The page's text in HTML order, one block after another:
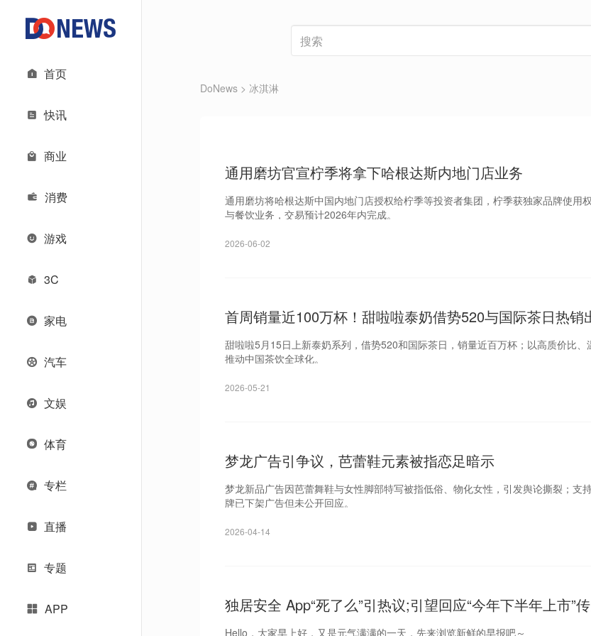
首页
快讯
商业
消费
游戏
3C
家电
汽车
文娱
体育
专栏
直播
专题
APP
DoNews > 冰淇淋
通用磨坊官宣柠季将拿下哈根达斯内地门店业务
通用磨坊将哈根达斯中国内地门店授权给柠季等投资者集团，柠季获独家品牌使用
与餐饮业务，交易预计2026年内完成。
2026-06-02
首周销量近100万杯！甜啦啦泰奶借势520与国际茶日热销
甜啦啦5月15日上新泰奶系列，借势520和国际茶日，销量近百万杯；以高质价比、
推动中国茶饮全球化。
2026-05-21
梦龙广告引争议，芭蕾鞋元素被指恋足暗示
梦龙新品广告因芭蕾舞鞋与女性脚部特写被指低俗、物化女性，引发舆论撕裂；支
牌已下架广告但未公开回应。
2026-04-14
独居安全 App“死了么”引热议;引望回应“今年下半年上市”
冰淇淋 / 小蚂蚁纯电小车上市｜Do早报
Hello，大家早上好，又是元气满满的一天，先来浏览新鲜的早报吧～